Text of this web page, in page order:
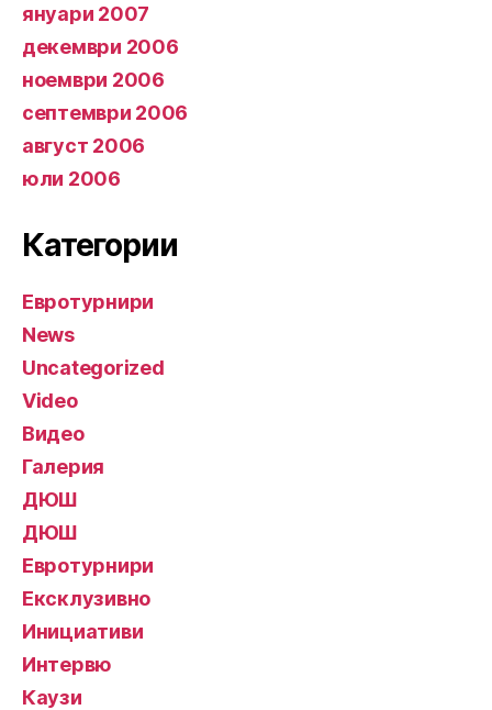
януари 2007
декември 2006
ноември 2006
септември 2006
август 2006
юли 2006
Категории
Евротурнири
News
Uncategorized
Video
Видео
Галерия
ДЮШ
ДЮШ
Евротурнири
Ексклузивно
Инициативи
Интервю
Каузи